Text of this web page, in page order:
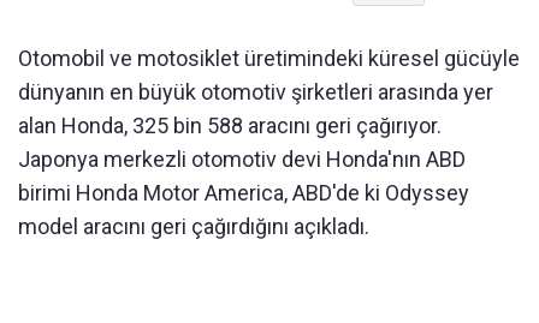
Otomobil ve motosiklet üretimindeki küresel gücüyle
dünyanın en büyük otomotiv şirketleri arasında yer
alan Honda, 325 bin 588 aracını geri çağırıyor.
Japonya merkezli otomotiv devi Honda'nın ABD
birimi Honda Motor America, ABD'de ki Odyssey
model aracını geri çağırdığını açıkladı.